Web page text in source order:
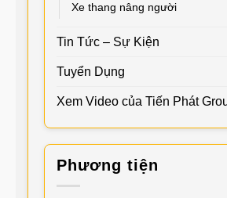
Xe thang nâng người
Tin Tức – Sự Kiện
Tuyển Dụng
Xem Video của Tiến Phát
Phương tiện